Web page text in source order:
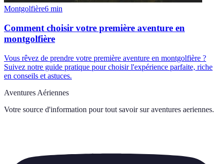
Montgolfière6 min
Comment choisir votre première aventure en
montgolfière
Vous rêvez de prendre votre première aventure en montgolfière ?
Suivez notre guide pratique pour choisir l'expérience parfaite, riche
en conseils et astuces.
Aventures Aériennes
Votre source d'information pour tout savoir sur aventures aeriennes.